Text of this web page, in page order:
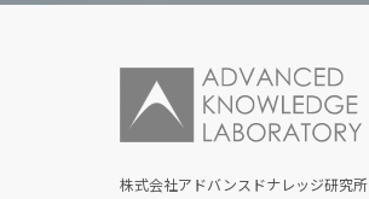
株式会社アドバンスドナレッジ研究所